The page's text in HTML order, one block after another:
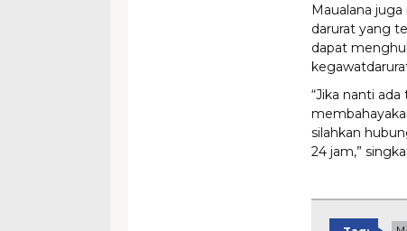
Maualana
darurat yang
dapat
“Jika nanti
silahkan
24 jam,”